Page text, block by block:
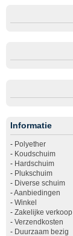
Informatie
- Polyether
- Koudschuim
- Hardschuim
- Plukschuim
- Diverse schuim
-Aanbiedingen
- Winkel
- Zakelijke verkoop
- Verzendkosten
- Duurzaam bezig